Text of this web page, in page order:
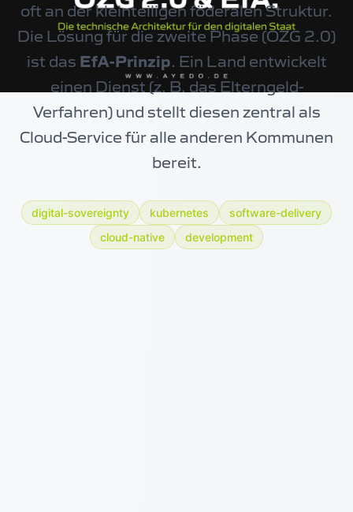
oft an der kleinteiligen föderalen Struktur.
Die Lösung für die zweite Phase (OZG 2.0)
ist das EfA-Prinzip. Ein Land entwickelt
einen Dienst (z. B. das Elterngeld-
Verfahren) und stellt diesen zentral als
Cloud-Service für alle anderen Kommunen
bereit.
digital-sovereignty kubernetes
software-delivery
cloud-native
development